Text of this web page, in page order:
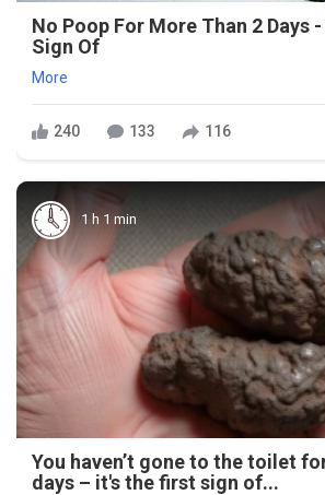
No Poop For More Than 2 Days
Sign Of
More
240 133 116
1 h 1 min
You haven’t gone to the toilet
days – it's the first sign of...